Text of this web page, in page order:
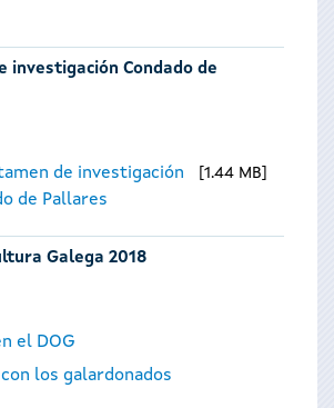
investigación Condado de
de investigación
de Pallares
1.44 MB
Galega 2018
el DOG
los galardonados